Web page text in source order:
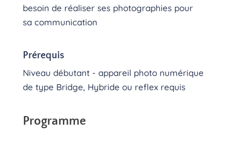
besoin de réaliser ses photographies pour
sa communication
Prérequis
Niveau débutant - appareil photo numérique
de type Bridge, Hybride ou reflex requis
Programme